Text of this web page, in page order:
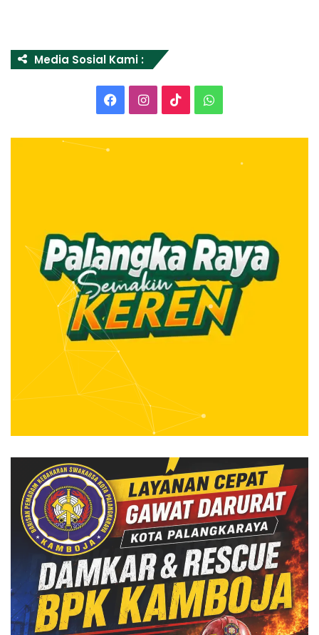
Media Sosial Kami :
FacebookInstagram
TikTokWhatsApp